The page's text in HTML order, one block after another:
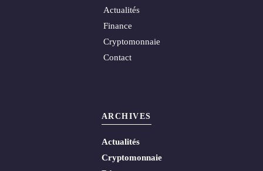
Actualités
Finance
Cryptomonnaie
Contact
ARCHIVES
Actualités
Cryptomonnaie